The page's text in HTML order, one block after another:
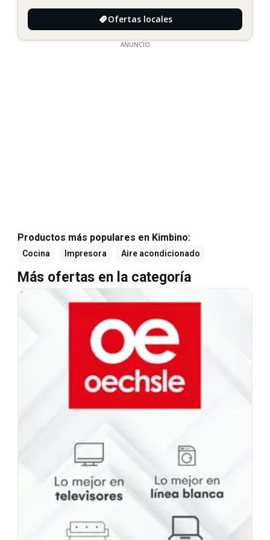
Ofertas locales
ANUNCIO
Productos más populares en Kimbino:
Cocina Impresora Aire acondicionado
Más ofertas en la categoría